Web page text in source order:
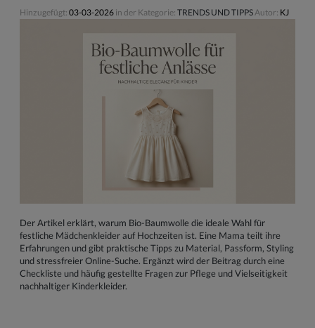
Hinzugefügt: 03-03-2026 in der Kategorie: TRENDS UND TIPPS Autor: KJ
Der Artikel erklärt, warum Bio-Baumwolle die ideale Wahl für
festliche Mädchenkleider auf Hochzeiten ist. Eine Mama teilt ihre
Erfahrungen und gibt praktische Tipps zu Material, Passform, Styling
und stressfreier Online-Suche. Ergänzt wird der Beitrag durch eine
Checkliste und häufig gestellte Fragen zur Pflege und Vielseitigkeit
nachhaltiger Kinderkleider.